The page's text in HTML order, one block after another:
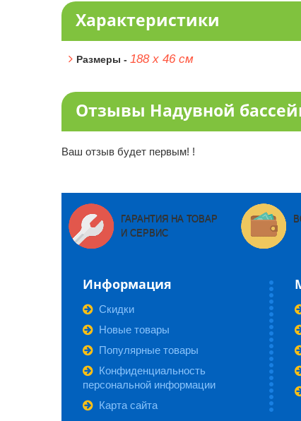
Характеристики
Размеры - 188 х 46 см
Отзывы Надувной
Ваш отзыв будет первым! !
ГАРАНТИЯ НА ТОВАР
И СЕРВИС
Информация
Скидки
Новые товары
Популярные товары
Конфиденциальность
персональной информации
Карта сайта